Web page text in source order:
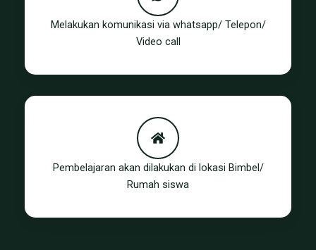
Melakukan komunikasi via whatsapp/ Telepon/
Video call
Pembelajaran akan dilakukan di lokasi Bimbel/
Rumah siswa